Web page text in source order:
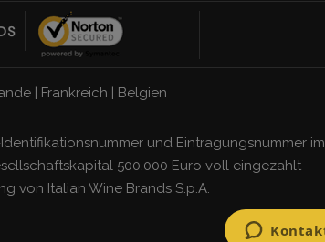
| Frankreich | Belgien
und Eintragungsnummer im
500.000 Euro voll eingezahlt
von Italian Wine Brands S.p.A.